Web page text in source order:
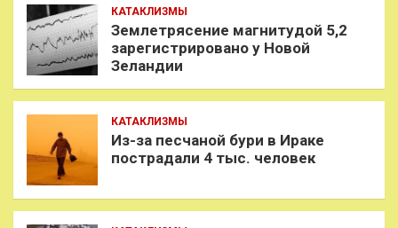
КАТАКЛИЗМЫ
Землетрясение магнитудой 5,2
зарегистрировано у Новой
Зеландии
КАТАКЛИЗМЫ
Из-за песчаной бури в Ираке
пострадали 4 тыс. человек